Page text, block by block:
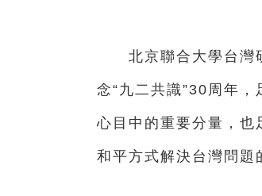
北京聯合大學台灣研
念“九二共識”30周年，
心目中的重要分量，也
和平方式解決台灣問題